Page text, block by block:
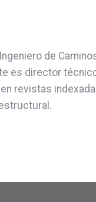
de
es director
revistas